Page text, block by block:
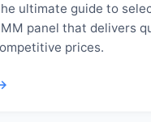
ultimate guide to
panel that delivers
prices.